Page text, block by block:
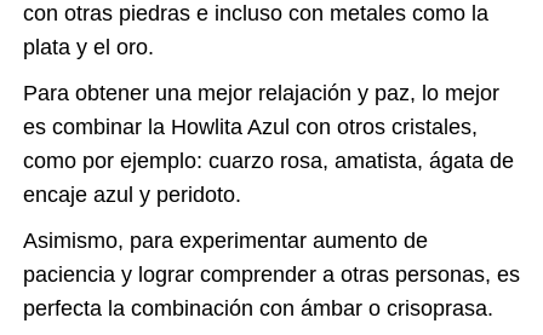
con otras piedras e incluso con metales como la
plata y el oro.
Para obtener una mejor relajación y paz, lo mejor
es combinar la Howlita Azul con otros cristales,
como por ejemplo: cuarzo rosa, amatista, ágata de
encaje azul y peridoto.
Asimismo, para experimentar aumento de
paciencia y lograr comprender a otras personas, es
perfecta la combinación con ámbar o crisoprasa.